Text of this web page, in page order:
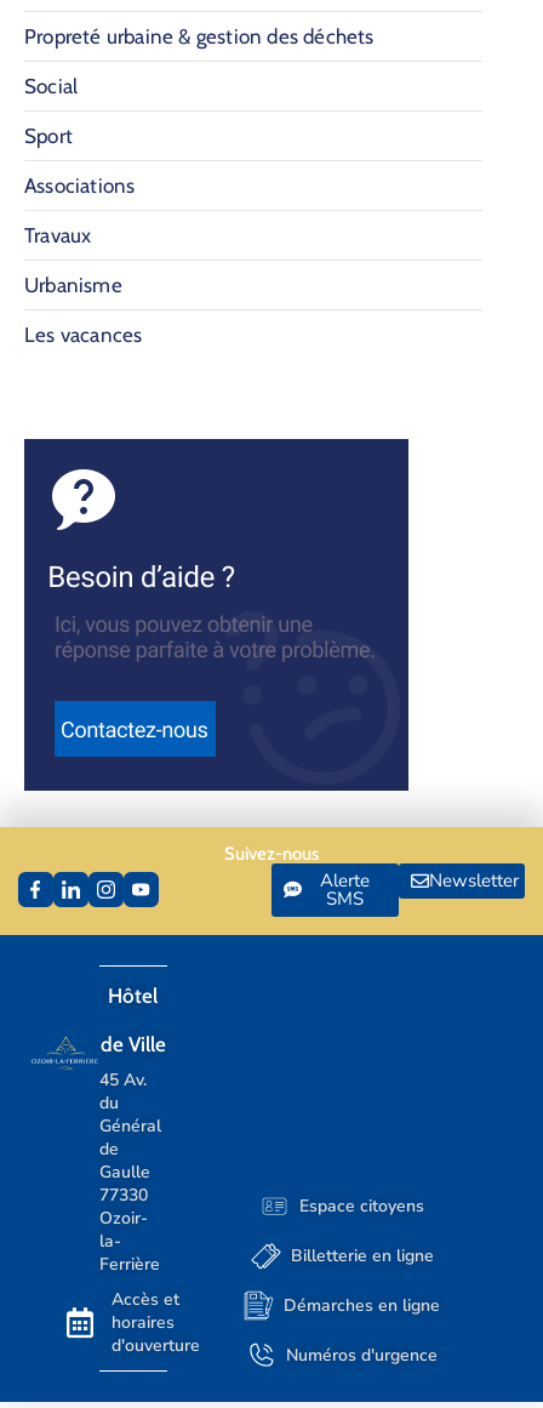
Propreté urbaine & gestion des déchets
Social
Sport
Associations
Travaux
Urbanisme
Les vacances
Hôtel
de Ville
45 Av.
du
Général
de
Gaulle
77330
Ozoir-
la-
Ferrière
Accès et
horaires
d'ouverture
Espace citoyens
Billetterie en ligne
Démarches en ligne
Numéros d'urgence
Suivez-nous
Alerte
SMS
Newsletter